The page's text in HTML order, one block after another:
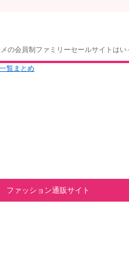
の会員制ファミリーセールサイトはい
ファッション通販サイト